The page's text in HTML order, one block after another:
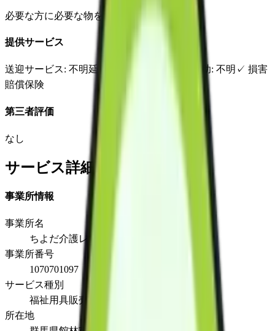
必要な方に必要な物を迅速にお届けすること
提供サービス
送迎サービス: 不明延長サービス 自宅援助: 不明 ✓ 損害
賠償保険
第三者評価
なし
サービス詳細
事業所情報
事業所名
ちよだ介護レンタル
事業所番号
1070701097
サービス種別
福祉用具販売
所在地